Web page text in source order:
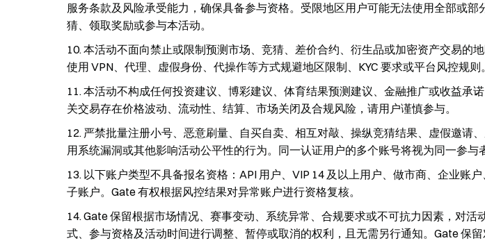
服务条款及风险承受能力，确保具备参与资格。受限地区用户可能无法使用全部或部
猜、领取奖励或参与本活动。
本活动不面向禁止或限制预测市场、竞猜、差价合约、衍生品或加密资产交易的
使用 VPN、代理、虚假身份、代操作等方式规避地区限制、KYC 要求或平台风控规则。
本活动不构成任何投资建议、博彩建议、体育结果预测建议、金融推广或收益承
关交易存在价格波动、流动性、结算、市场关闭及合规风险，请用户谨慎参与。
严禁批量注册小号、恶意刷量、自买自卖、相互对敲、操纵竞猜结果、虚假邀请
用系统漏洞或其他影响活动公平性的行为。同一认证用户的多个账号将视为同一参与
以下账户类型不具备报名资格：API 用户、VIP 14 及以上用户、做市商、企业账
子账户。Gate 有权根据风控结果对异常账户进行资格复核。
Gate 保留根据市场情况、赛事变动、系统异常、合规要求或不可抗力因素，对活
式、参与资格及活动时间进行调整、暂停或取消的权利，且无需另行通知。Gate 保留